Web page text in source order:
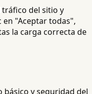
tráfico del sitio y
en "Aceptar todas",
la carga correcta de
básico y seguridad del